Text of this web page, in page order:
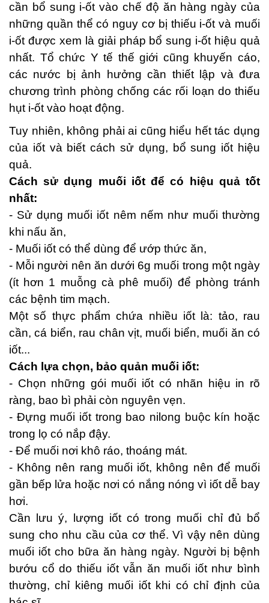
cần bổ sung i-ốt vào chế độ ăn hàng ngày của
những quần thể có nguy cơ bị thiếu i-ốt và muối
i-ốt được xem là giải pháp bổ sung i-ốt hiệu quả
nhất. Tổ chức Y tế thế giới cũng khuyến cáo,
các nước bị ảnh hưởng cần thiết lập và đưa
chương trình phòng chống các rối loạn do thiếu
hụt i-ốt vào hoạt động.
Tuy nhiên, không phải ai cũng hiểu hết tác dụng
của iốt và biết cách sử dụng, bổ sung iốt hiệu
quả.
Cách sử dụng muối iốt để có hiệu quả tốt
nhất:
- Sử dụng muối iốt nêm nếm như muối thường
khi nấu ăn,
- Muối iốt có thể dùng để ướp thức ăn,
- Mỗi người nên ăn dưới 6g muối trong một ngày
(ít hơn 1 muỗng cà phê muối) để phòng tránh
các bệnh tim mạch.
Một số thực phẩm chứa nhiều iốt là: tảo, rau
cần, cá biển, rau chân vịt, muối biển, muối ăn có
iốt...
Cách lựa chọn, bảo quản muối iốt:
- Chọn những gói muối iốt có nhãn hiệu in rõ
ràng, bao bì phải còn nguyên vẹn.
- Đựng muối iốt trong bao nilong buộc kín hoặc
trong lọ có nắp đậy.
- Để muối nơi khô ráo, thoáng mát.
- Không nên rang muối iốt, không nên để muối
gần bếp lửa hoặc nơi có nắng nóng vì iốt dễ bay
hơi.
Cần lưu ý, lượng iốt có trong muối chỉ đủ bổ
sung cho nhu cầu của cơ thể. Vì vậy nên dùng
muối iốt cho bữa ăn hàng ngày. Người bị bệnh
bướu cổ do thiếu iốt vẫn ăn muối iốt như bình
thường, chỉ kiêng muối iốt khi có chỉ định của